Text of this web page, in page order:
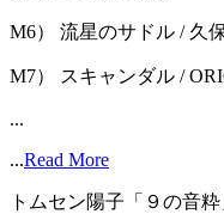
M6） 流星のサドル / 久
M7） スキャンダル /
...
...Read More
トムセン陽子「９の音